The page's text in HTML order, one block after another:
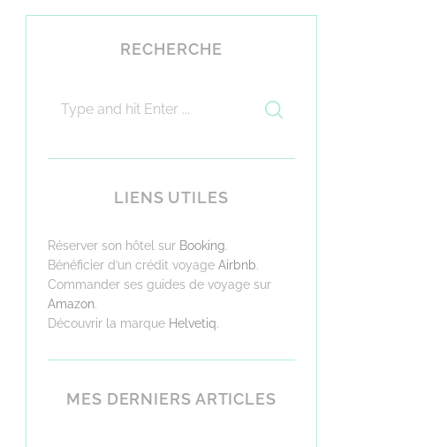
RECHERCHE
LIENS UTILES
Réserver son hôtel sur Booking.
Bénéficier d’un crédit voyage Airbnb.
Commander ses guides de voyage sur
Amazon.
Découvrir la marque Helvetiq.
MES DERNIERS ARTICLES